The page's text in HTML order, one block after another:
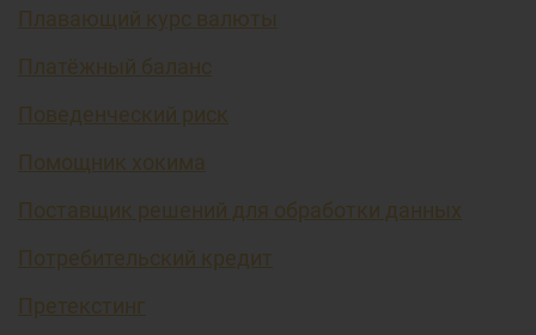
Плавающий курс валюты
Платёжный баланс
Поведенческий риск
Помощник хокима
Поставщик решений для обработки данных
Потребительский кредит
Претекстинг